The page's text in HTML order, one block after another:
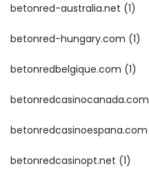
betonred-australia.net (1)
betonred-hungary.com (1)
betonredbelgique.com (1)
betonredcasinocanada.com
betonredcasinoespana.com
betonredcasinopt.net (1)